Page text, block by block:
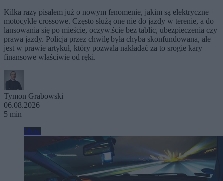
Kilka razy pisałem już o nowym fenomenie, jakim są elektryczne
motocykle crossowe. Często służą one nie do jazdy w terenie, a do
lansowania się po mieście, oczywiście bez tablic, ubezpieczenia czy
prawa jazdy. Policja przez chwilę była chyba skonfundowana, ale
jest w prawie artykuł, który pozwala nakładać za to srogie kary
finansowe właściwie od ręki.
Tymon Grabowski
06.08.2026
5 min
Moto